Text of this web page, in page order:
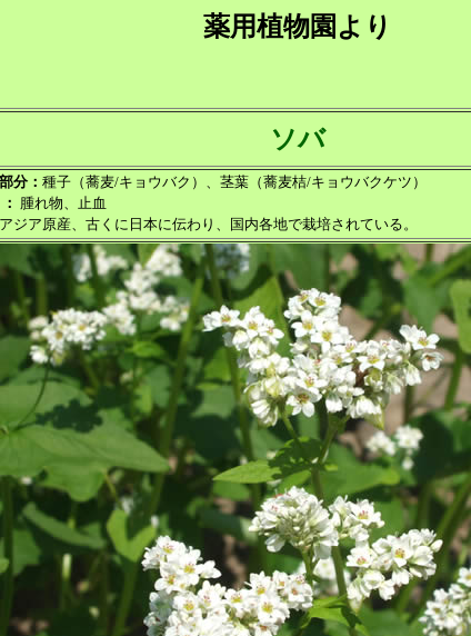
薬用植物園より
ソバ
分： 種子（蕎麦/キョウバク）、茎葉（蕎麦桔/キョウバクケツ）
腫れ物、止血
ジア原産、古くに日本に伝わり、国内各地で栽培されている。